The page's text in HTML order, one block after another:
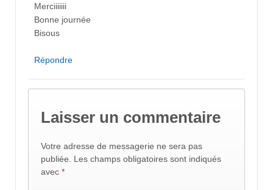
Merciiiiiii
Bonne journée
Bisous
Répondre
Laisser un commentaire
Votre adresse de messagerie ne sera pas
publiée.
Les champs obligatoires sont indiqués
avec *